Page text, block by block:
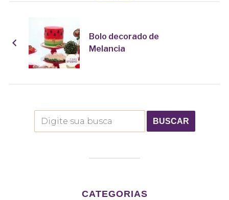
Bolo decorado de
Melancia
CATEGORIAS